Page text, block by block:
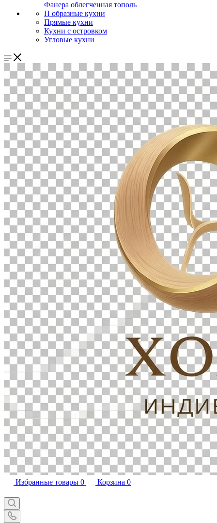
Фанера облегченная тополь
П образные кухни
Прямые кухни
Кухни с островком
Угловые кухни
Избранные товары 0 Корзина 0